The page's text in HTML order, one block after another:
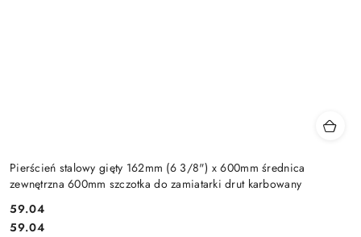
Pierścień stalowy gięty 162mm (6 3/8") x 600mm średnica
zewnętrzna 600mm szczotka do zamiatarki drut karbowany
Cena:
59.04
Cena:
59.04